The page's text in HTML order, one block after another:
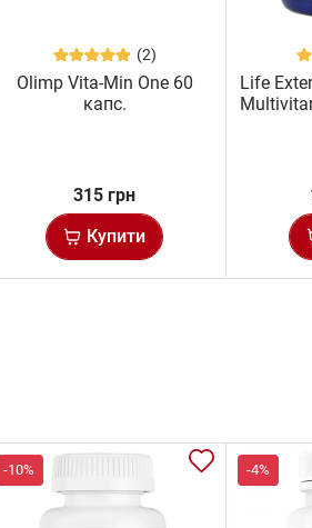
(2)
Olimp Vita-Min One 60
капс.
315 грн
Купити
Life
-10% -4%